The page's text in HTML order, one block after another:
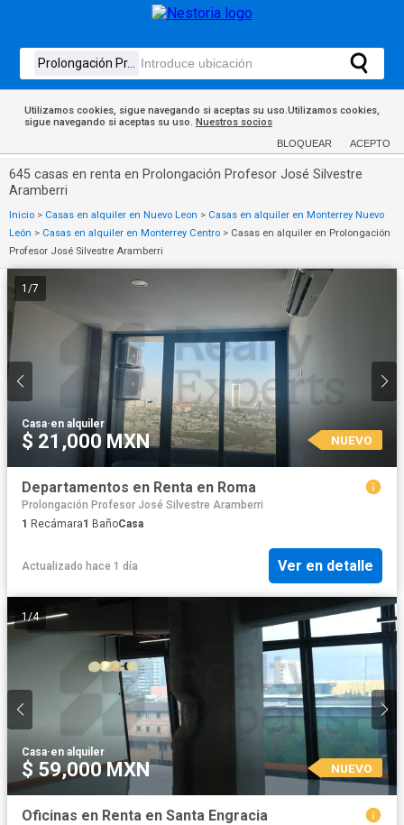
Utilizamos cookies, sigue navegando si aceptas su uso.Utilizamos cookies,
sigue navegando si aceptas su uso. Nuestros socios
BLOQUEAR ACEPTO
645 casas en renta en Prolongación Profesor José Silvestre
Aramberri
Inicio > Casas en alquiler en Nuevo Leon > Casas en alquiler en Monterrey Nuevo
León > Casas en alquiler en Monterrey Centro > Casas en alquiler en Prolongación
Profesor José Silvestre Aramberri
1 /7
Casa·en alquiler
$ 21,000 MXN NUEVO
Departamentos en Renta en Roma
Prolongación Profesor José Silvestre Aramberri
1 Recámara1 BañoCasa
Actualizado hace 1 día Ver en detalle
1 /4
Casa·en alquiler
$ 59,000 MXN NUEVO
Oficinas en Renta en Santa Engracia